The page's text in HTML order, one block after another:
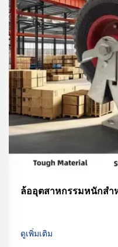
ล้ออุตสาหกรรมหนักสำ
ดูเพิ่มเติม